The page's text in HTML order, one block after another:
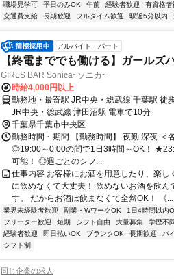
職場見学可
平日のみOK 午前 経験者歓迎 有資格者
交通費支給
長期歓迎 フルタイム歓迎 駅近5分以内
アルバイト・パート
【終電まででも働ける】ガールズ
GIRLS BAR Sonica~ソニカ~
時給4,000円以上
勤務地・最寄駅 JR中央・総武線 千葉駅 徒
JR中央・総武線 津田沼駅 電車で10分
千葉県千葉市中央区
勤務時間・期間 【勤務時間】 夜勤 深夜 ＜
◎19:00～0:00の間で1日3時間～OK！
可能！ ◎週ごとのシフ...
仕事内容 お客様にお酒を用意したり、楽
に飲めなくて大丈夫！ 飲めないお酒を飲
す。 だからお酒は飲まなくて全然OK！ 《...
業界未経験者歓迎 副業・WワークOK 1日4時間以内
フリーター歓迎
短期 シフト自由 大量募集 学歴不
経験者歓迎
即日払いOK ブランクOK 長期歓迎 バ
シフト制
同じ企業の求人